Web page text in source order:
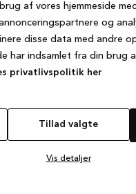
af vores hjemmeside
og
disse data med andre
har indsamlet fra din brug
privatlivspolitik her
Tillad valgte
Vis detaljer